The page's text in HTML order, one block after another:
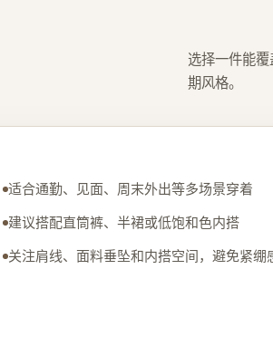
选择一件能
期风格。
适合通勤、见面、周末外出等多场景穿着
建议搭配直筒裤、半裙或低饱和色内搭
关注肩线、面料垂坠和内搭空间，避免紧绷